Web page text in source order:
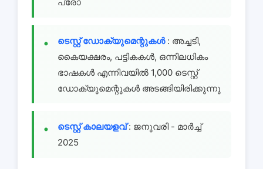
ടെസ്റ്റ് ഡോക്യുമെന്റുകൾ : അച്ചടി,
കൈയക്ഷരം, പട്ടികകൾ, ഒന്നിലധികം
ഭാഷകൾ എന്നിവയിൽ 1,000 ടെസ്റ്റ്
ഡോക്യുമെന്റുകൾ അടങ്ങിയിരിക്കുന്നു
ടെസ്റ്റ് കാലയളവ്: ജനുവരി - മാർച്ച്
2025